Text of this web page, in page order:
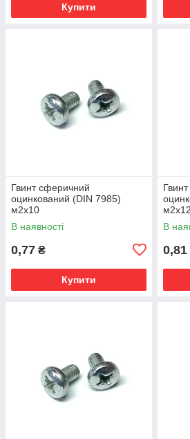
Купити
Гвинт сферичний
оцинкований (DIN 7985)
м2х10
В наявності
0,77 ₴
Купити
м2х12
В
0,81